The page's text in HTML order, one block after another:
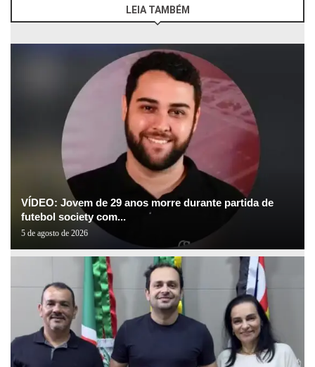
LEIA TAMBÉM
VÍDEO: Jovem de 29 anos morre durante partida de
futebol society com...
5 de agosto de 2026